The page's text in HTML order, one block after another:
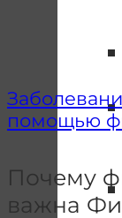
помощью
Почему
важна